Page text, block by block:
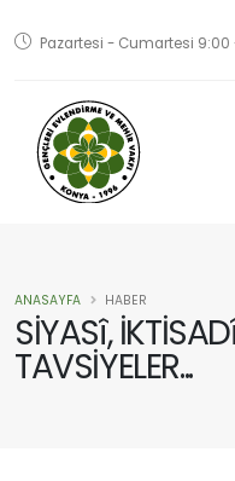
Pazartesi - Cumartesi 9:00
SİYASî,
TAVSİYELER...
ANASAYFA HABER